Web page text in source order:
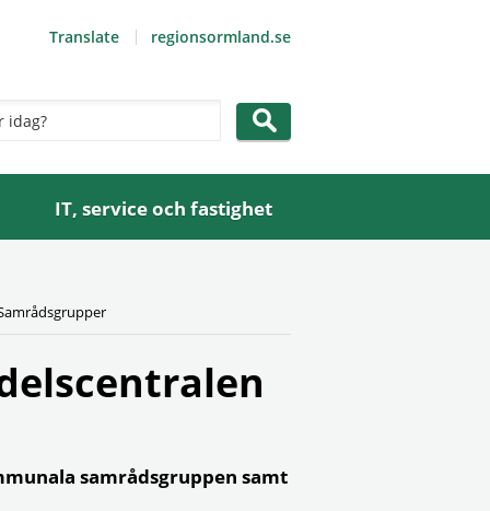
Translate regionsormland.se
IT, service och fastighet
samrådsgruppen samt